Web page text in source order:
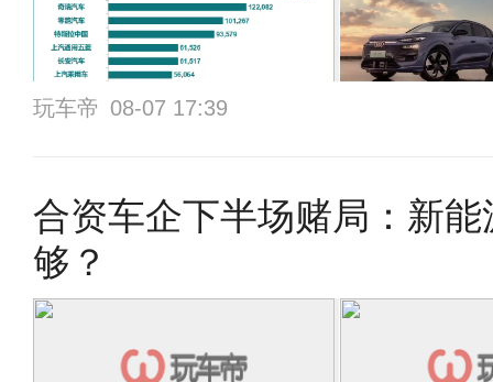
玩车帝 08-07 17:39
合资车企下半场赌局：新
够？